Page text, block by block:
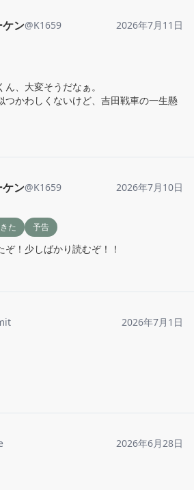
ン@K1659 2026年7月11日
、大変そうだなぁ。
つかわしくないけど、吉田戦車の一生懸
ン@K1659 2026年7月10日
た 予告
！少しばかり読むぞ！！
2026年7月1日
2026年6月28日